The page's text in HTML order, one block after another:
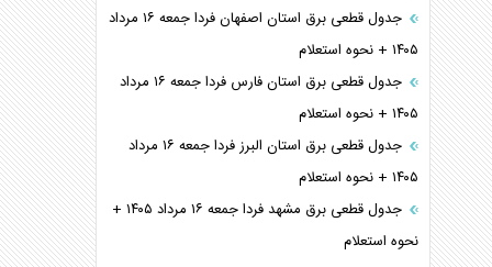
جدول قطعی برق استان اصفهان فردا جمعه ۱۶ مرداد
۱۴۰۵ + نحوه استعلام
جدول قطعی برق استان فارس فردا جمعه ۱۶ مرداد
۱۴۰۵ + نحوه استعلام
جدول قطعی برق استان البرز فردا جمعه ۱۶ مرداد
۱۴۰۵ + نحوه استعلام
جدول قطعی برق مشهد فردا جمعه ۱۶ مرداد ۱۴۰۵ +
نحوه استعلام